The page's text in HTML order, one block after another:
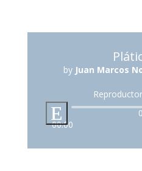
by Juan Marcos
00:00